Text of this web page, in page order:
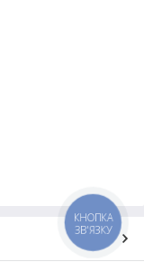
КНОПКА
ЗВ'ЯЗКУ